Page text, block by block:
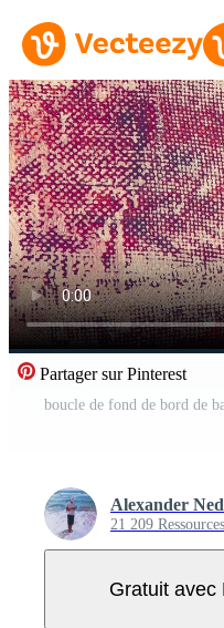
Partager sur Pinterest
Alexander
21 209 Ressources
Gratuit avec